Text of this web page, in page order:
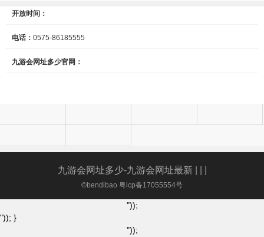
开放时间：
电话： 0575-86185555
九游会网址多少官网：
九游会网址多少-九游会网址最新| | |
©bendibao 粤icp备17055554号
"));
")); }
"));